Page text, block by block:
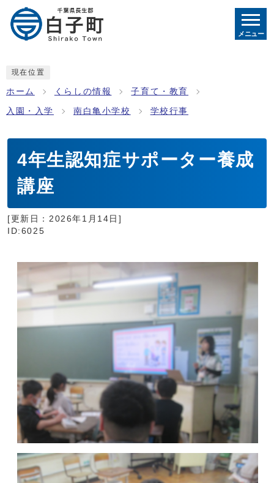
メニュー
現在位置
ホーム くらしの情報 子育て・教育
入園・入学 南白亀小学校 学校行事
4年生認知症サポーター養成
講座
[更新日： 2026年1月14日 ]
ID:6025